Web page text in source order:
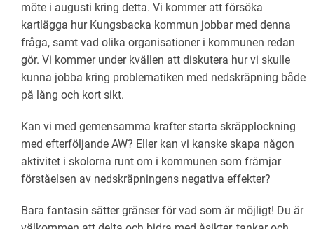
möte i augusti kring detta. Vi kommer att försöka
kartlägga hur Kungsbacka kommun jobbar med denna
fråga, samt vad olika organisationer i kommunen redan
gör. Vi kommer under kvällen att diskutera hur vi skulle
kunna jobba kring problematiken med nedskräpning både
på lång och kort sikt.
Kan vi med gemensamma krafter starta skräpplockning
med efterföljande AW? Eller kan vi kanske skapa någon
aktivitet i skolorna runt om i kommunen som främjar
förståelsen av nedskräpningens negativa effekter?
Bara fantasin sätter gränser för vad som är möjligt! Du är